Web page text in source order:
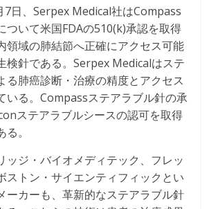
7日、Serpex Medical社はCompass
ついて米国FDAの510(k)承認を取得
領域の肺結節へ正確にアクセス可能
検針である。Serpex Medicalはステ
る肺癌診断・治療の精度とアクセス
いる。Compassステアラブル針の承
ステアラブルシースの認可を取得
。
ッジ・バイオメディテック、フレッ
ストン・サイエンティフィックとい
ーカーも、革新的なステアラブル針